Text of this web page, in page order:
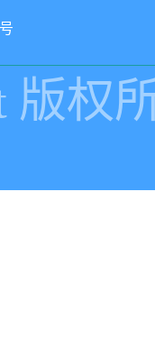
版权